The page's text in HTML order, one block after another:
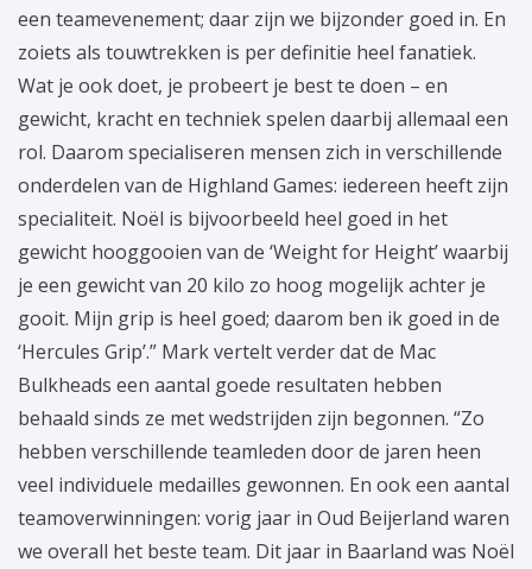
een teamevenement; daar zijn we bijzonder goed in. En
zoiets als touwtrekken is per definitie heel fanatiek.
Wat je ook doet, je probeert je best te doen – en
gewicht, kracht en techniek spelen daarbij allemaal een
rol. Daarom specialiseren mensen zich in verschillende
onderdelen van de Highland Games: iedereen heeft zijn
specialiteit. Noël is bijvoorbeeld heel goed in het
gewicht hooggooien van de ‘Weight for Height’ waarbij
je een gewicht van 20 kilo zo hoog mogelijk achter je
gooit. Mijn grip is heel goed; daarom ben ik goed in de
‘Hercules Grip’.” Mark vertelt verder dat de Mac
Bulkheads een aantal goede resultaten hebben
behaald sinds ze met wedstrijden zijn begonnen. “Zo
hebben verschillende teamleden door de jaren heen
veel individuele medailles gewonnen. En ook een aantal
teamoverwinningen: vorig jaar in Oud Beijerland waren
we overall het beste team. Dit jaar in Baarland was Noël